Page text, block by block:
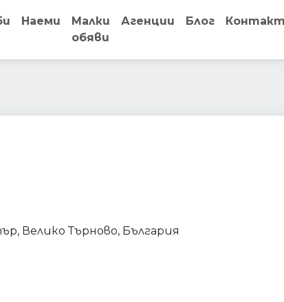
Наеми
Малки
обяви
Агенции Блог
Велико Търново, България